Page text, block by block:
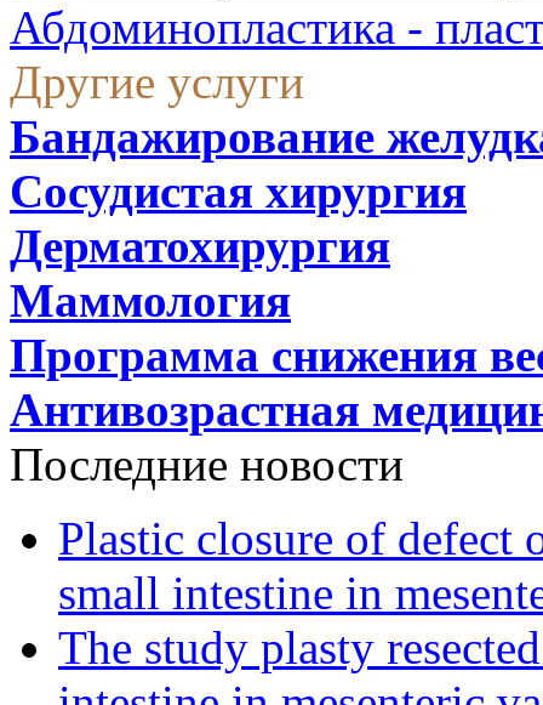
Абдоминопластика -
Другие услуги
Бандажирование
Сосудистая хирургия
Дерматохирургия
Маммология
Программа снижения
Антивозрастная
Последние новости
Plastic closure of defect
small intestine in
The study plasty